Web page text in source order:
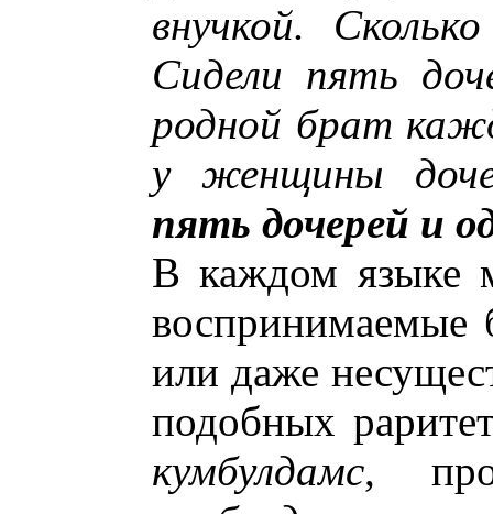
внучкой.
Сидели пять
родной брат
у женщины
пять дочерей и
В каждом языке
воспринимаемые
или даже
подобных
кумбулдамс,